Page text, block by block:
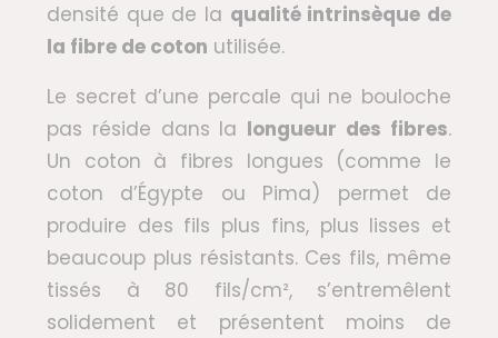
densité que de la qualité intrinsèque de
la fibre de coton utilisée.
Le secret d’une percale qui ne bouloche
pas réside dans la longueur des fibres.
Un coton à fibres longues (comme le
coton d’Égypte ou Pima) permet de
produire des fils plus fins, plus lisses et
beaucoup plus résistants. Ces fils, même
tissés à 80 fils/cm², s’entremêlent
solidement et présentent moins de